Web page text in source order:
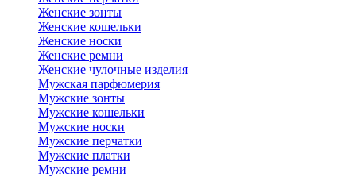
Женские зонты
Женские кошельки
Женские носки
Женские ремни
Женские чулочные изделия
Мужская парфюмерия
Мужские зонты
Мужские кошельки
Мужские носки
Мужские перчатки
Мужские платки
Мужские ремни